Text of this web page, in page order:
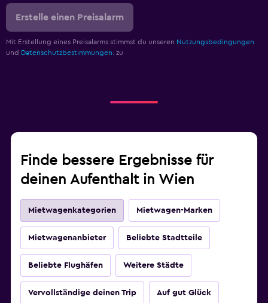
Erstelle einen Preisalarm
Mit Erstellung eines Preisalarms stimmst du unseren Nutzungsbedingungen
und Datenschutzbestimmungen. zu
Finde bessere Ergebnisse für
deinen Aufenthalt in Wien
Mietwagenkategorien Mietwagen-Marken
Mietwagenanbieter Beliebte Stadtteile
Beliebte Flughäfen Weitere Städte
Vervollständige deinen Trip Auf gut Glück